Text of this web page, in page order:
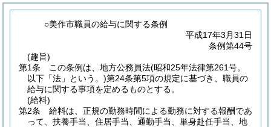
○美作市職員の給与に関する条例
平成17年3月31日
条例第44号
(趣旨)
第1条
この条例は、地方公務員法(昭和25年法律第261号。
以下「法」という。)第24条第5項の規定に基づき、職員の
給与に関する事項を定めるものとする。
(給料)
第2条
給料は、正規の勤務時間による勤務に対する報酬であ
って、扶養手当、住居手当、通勤手当、単身赴任手当、地